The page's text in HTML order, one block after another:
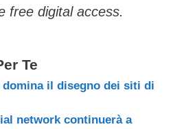
free digital access.
Te
domina il disegno dei siti di
network continuerà a